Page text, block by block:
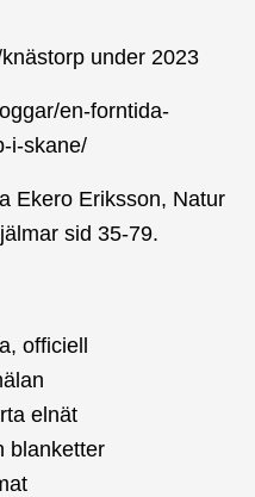
under 2023
en-forntida-
i-skane/
Ekero Eriksson, Natur
sid 35-79.
officiell
elnät
blanketter